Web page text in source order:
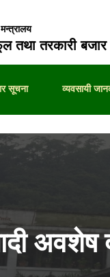
तथा तरकारी बजार
सूचना व्यवसायी